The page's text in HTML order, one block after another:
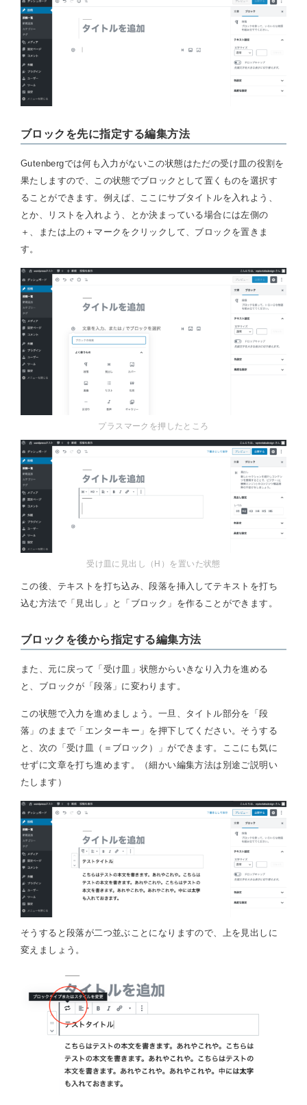
ブロックを先に指定する編集方法
Gutenbergでは何も入力がないこの状態はただの受け皿の役割を
果たしますので、この状態でブロックとして置くものを選択す
ることができます。例えば、ここにサブタイトルを入れよう、
とか、リストを入れよう、とか決まっている場合には左側の
＋、または上の＋マークをクリックして、ブロックを置きま
す。
プラスマークを押したところ
受け皿に見出し（H）を置いた状態
この後、テキストを打ち込み、段落を挿入してテキストを打ち
込む方法で「見出し」と「ブロック」を作ることができます。
ブロックを後から指定する編集方法
また、元に戻って「受け皿」状態からいきなり入力を進める
と、ブロックが「段落」に変わります。
この状態で入力を進めましょう。一旦、タイトル部分を「段
落」のままで「エンターキー」を押下してください。そうする
と、次の「受け皿（＝ブロック）」ができます。ここにも気に
せずに文章を打ち進めます。（細かい編集方法は別途ご説明い
たします）
そうすると段落が二つ並ぶことになりますので、上を見出しに
変えましょう。